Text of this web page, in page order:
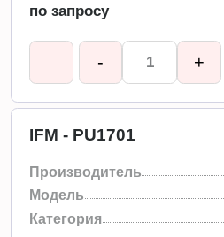
по запросу
- +
IFM - PU1701
Производитель
Модель
Категория